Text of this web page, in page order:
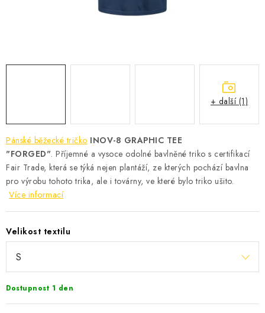
MEGA SLEVY
NOVINKY
NOVINKY MIZUNO
NOVINKY INOV-8
OBLÍBENÉ DROBNOSTI
ZNAČKY
Pánské běžecké tričko INOV-8 GRAPHIC TEE
"FORGED". Příjemné a vysoce odolné bavlněné triko s certifikací
Fair Trade, která se týká nejen plantáží, ze kterých pochází bavlna
pro výrobu tohoto trika, ale i továrny, ve které bylo triko ušito.
Více informací
Velikost textilu
Dostupnost 1 den
+ další (1)